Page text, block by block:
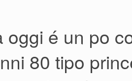
oggi é un po
80 tipo